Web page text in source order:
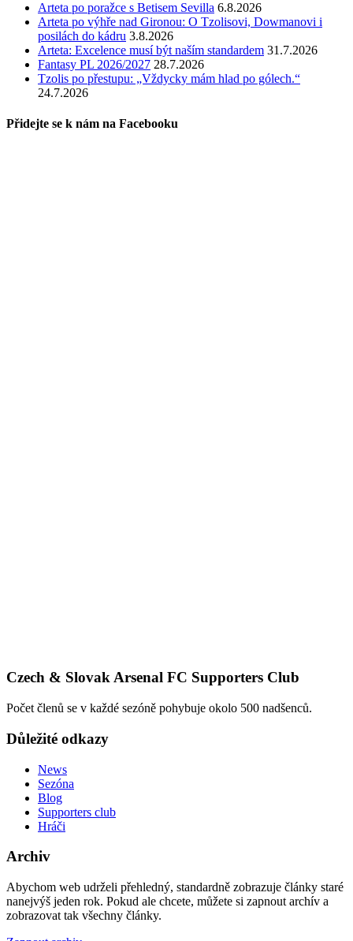
Arteta po poražce s Betisem Sevilla 6.8.2026
Arteta po výhře nad Gironou: O Tzolisovi, Dowmanovi i
posilách do kádru 3.8.2026
Arteta: Excelence musí být naším standardem 31.7.2026
Fantasy PL 2026/2027 28.7.2026
Tzolis po přestupu: „Vždycky mám hlad po gólech.“
24.7.2026
Přidejte se k nám na Facebooku
Czech & Slovak Arsenal FC Supporters Club
Počet členů se v každé sezóně pohybuje okolo 500 nadšenců.
Důležité odkazy
News
Sezóna
Blog
Supporters club
Hráči
Archiv
Abychom web udrželi přehledný, standardně zobrazuje články staré
nanejvýš jeden rok. Pokud ale chcete, můžete si zapnout archív a
zobrazovat tak všechny články.